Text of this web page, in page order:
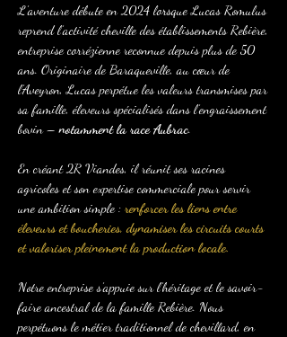
L’aventure débute en 2024 lorsque Lucas Romulus
reprend l’activité cheville des établissements Rebière,
entreprise corrézienne reconnue depuis plus de 50
ans. Originaire de Baraqueville, au cœur de
l’Aveyron, Lucas perpétue les valeurs transmises par
sa famille, éleveurs spécialisés dans l’engraissement
bovin –notamment la race Aubrac.
En créant 2R Viandes, il réunit ses racines
agricoles et son expertise commerciale pour servir
une ambition simple : renforcer les liens entre
éleveurs et boucheries, dynamiser les circuits courts
et valoriser pleinement la production locale.
Notre entreprise s’appuie sur l’héritage et le savoir-
faire ancestral de la famille Rebière. Nous
perpétuons le métier traditionnel de chevillard, en